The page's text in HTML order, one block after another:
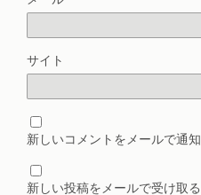
サイト
新しいコメントをメールで通知
新しい投稿をメールで受け取る